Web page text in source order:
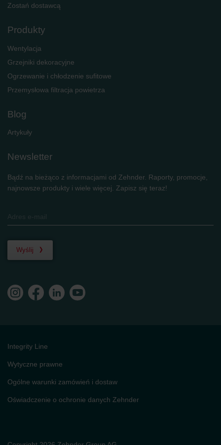
Zostań dostawcą
Produkty
Wentylacja
Grzejniki dekoracyjne
Ogrzewanie i chłodzenie sufitowe
Przemysłowa filtracja powietrza
Blog
Artykuły
Newsletter
Bądź na bieżąco z informacjami od Zehnder. Raporty, promocje,
najnowsze produkty i wiele więcej. Zapisz się teraz!
Wyślij
Integrity Line
Wytyczne prawne
Ogólne warunki zamówień i dostaw
Oświadczenie o ochronie danych Zehnder